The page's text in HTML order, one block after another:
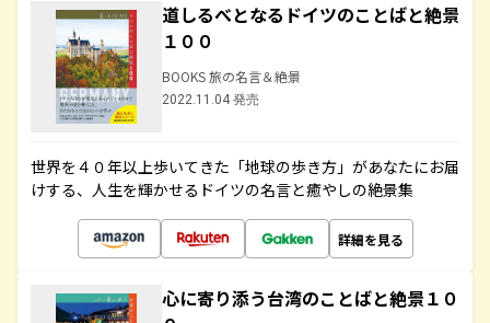
道しるべとなるドイツのことばと絶景
１００
BOOKS 旅の名言＆絶景
2022.11.04 発売
世界を４０年以上歩いてきた「地球の歩き方」があなたにお届
けする、人生を輝かせるドイツの名言と癒やしの絶景集
詳細を見る
心に寄り添う台湾のことばと絶景１０